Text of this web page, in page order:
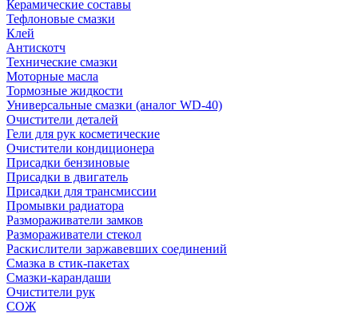
Керамические составы
Тефлоновые смазки
Клей
Антискотч
Технические смазки
Моторные масла
Тормозные жидкости
Универсальные смазки (аналог WD-40)
Очистители деталей
Гели для рук косметические
Очистители кондиционера
Присадки бензиновые
Присадки в двигатель
Присадки для трансмиссии
Промывки радиатора
Размораживатели замков
Размораживатели стекол
Раскислители заржавевших соединений
Смазка в стик-пакетах
Смазки-карандаши
Очистители рук
СОЖ